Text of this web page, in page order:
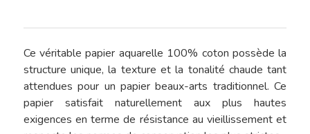
Ce véritable papier aquarelle 100% coton possède la
structure unique, la texture et la tonalité chaude tant
attendues pour un papier beaux-arts traditionnel. Ce
papier satisfait naturellement aux plus hautes
exigences en terme de résistance au vieillissement et